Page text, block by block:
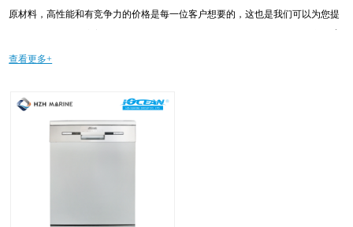
新闻资讯
原材料，高性能和有竞争力的价格是每一位客户想要的，这也是我们可以为您提
器服务感兴趣，可以现在咨询我们，我们会及时给您回复!
查看更多+